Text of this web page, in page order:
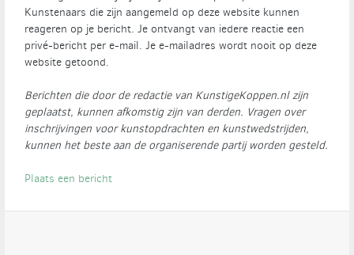
Kunstenaars die zijn aangemeld op deze website kunnen
reageren op je bericht. Je ontvangt van iedere reactie een
privé-bericht per e-mail. Je e-mailadres wordt nooit op deze
website getoond.
Berichten die door de redactie van KunstigeKoppen.nl zijn
geplaatst, kunnen afkomstig zijn van derden. Vragen over
inschrijvingen voor kunstopdrachten en kunstwedstrijden,
kunnen het beste aan de organiserende partij worden gesteld.
Plaats een bericht